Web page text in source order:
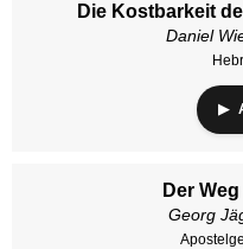
Die Kostbarkeit
Daniel
Der
Georg